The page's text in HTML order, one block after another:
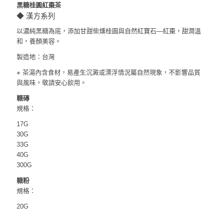
黑糖桂圓紅棗茶
◆ 漢方系列
以濃純黑糖為底，添加甘甜柴燻桂圓與自然紅寶石—紅棗，甜潤溫
和，養顏美容。
製造地：台灣
※ 茶湯內含食材，易產生沉澱或漂浮情況屬自然現象，不影響品質
與風味，敬請安心飲用。
糖磚
規格：
17G
30G
33G
40G
300G
糖粉
規格：
20G